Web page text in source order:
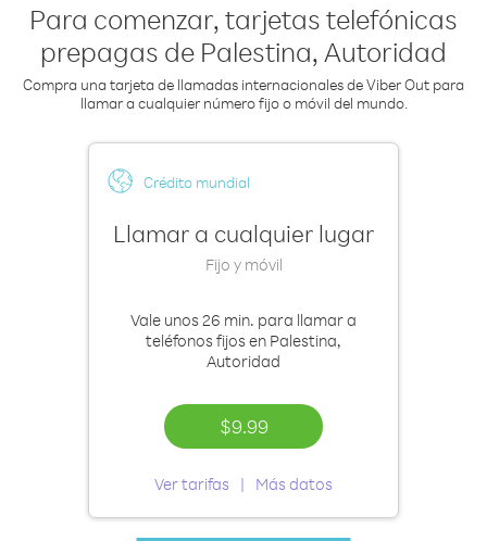
Para comenzar, tarjetas telefónicas
prepagas de Palestina, Autoridad
Compra una tarjeta de llamadas internacionales de Viber Out para
llamar a cualquier número fijo o móvil del mundo.
Crédito mundial
Llamar a cualquier lugar
Fijo y móvil
Vale unos 26 min. para llamar a
teléfonos fijos en Palestina,
Autoridad
$9.99
Ver tarifas Más datos